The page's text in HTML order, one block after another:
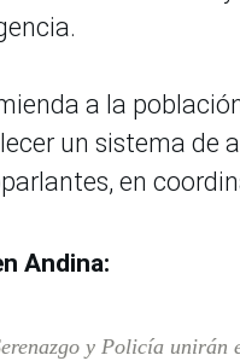
a la
un sistema de
en
Andina:
y Policía unirán